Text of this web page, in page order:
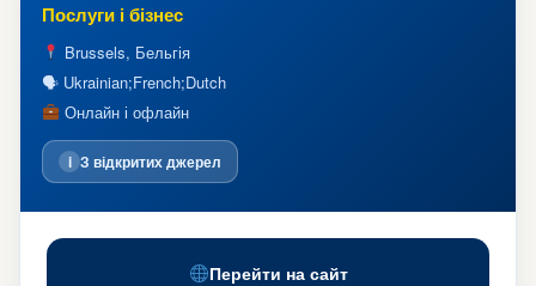
Послуги і бізнес
Brussels, Бельгія
🗣 Ukrainian;French;Dutch
Онлайн і офлайн
i З відкритих джерел
Перейти на сайт